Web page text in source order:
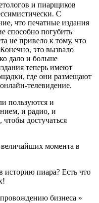
и пиарщиков
С
что печатные издания
способно погубить
не привело к тому, что
это вызвало
дало и больше
теперь имеют
где они размещают
телевидение.
пользуются и
и радио, и
чтобы достучаться
историю пиара? Есть что
бизнеса »